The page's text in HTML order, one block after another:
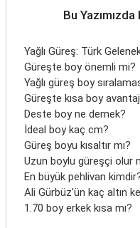
Bu
Yağlı Güreş: Türk
Güreşte boy önemli mi?
Yağlı güreş boy
Güreşte kısa boy avantaj
Deste boy ne demek?
İdeal boy kaç cm?
Güreş boyu kısaltır mı?
Uzun boylu güreşçi olur
En büyük pehlivan
Ali Gürbüz'ün kaç altın
1.70 boy erkek kısa mı?